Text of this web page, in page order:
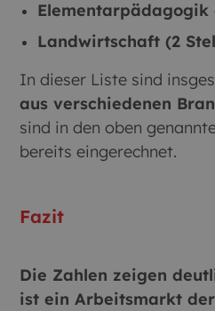
Elementarpädagogik
Landwirtschaft (2
In dieser Liste sind
aus verschiedenen
sind in den oben
bereits eingerechnet.
Fazit
Die Zahlen zeigen
ist ein Arbeitsmarkt